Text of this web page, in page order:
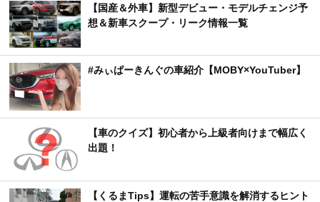
【国産＆外車】新型デビュー・モデルチェンジ予
想＆新車スクープ・リーク情報一覧
#みぃぱーきんぐの車紹介【MOBY×YouTuber】
【車のクイズ】初心者から上級者向けまで幅広く
出題！
【くるまTips】運転の苦手意識を解消するヒント